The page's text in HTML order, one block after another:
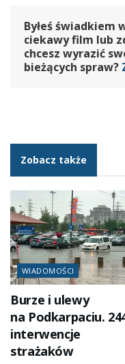
Byłeś świadkiem
ciekawy film lub
chcesz wyrazić
bieżących spraw?
Zobacz także
WIADOMOŚCI
Burze i ulewy
na Podkarpaciu.
interwencje
strażaków